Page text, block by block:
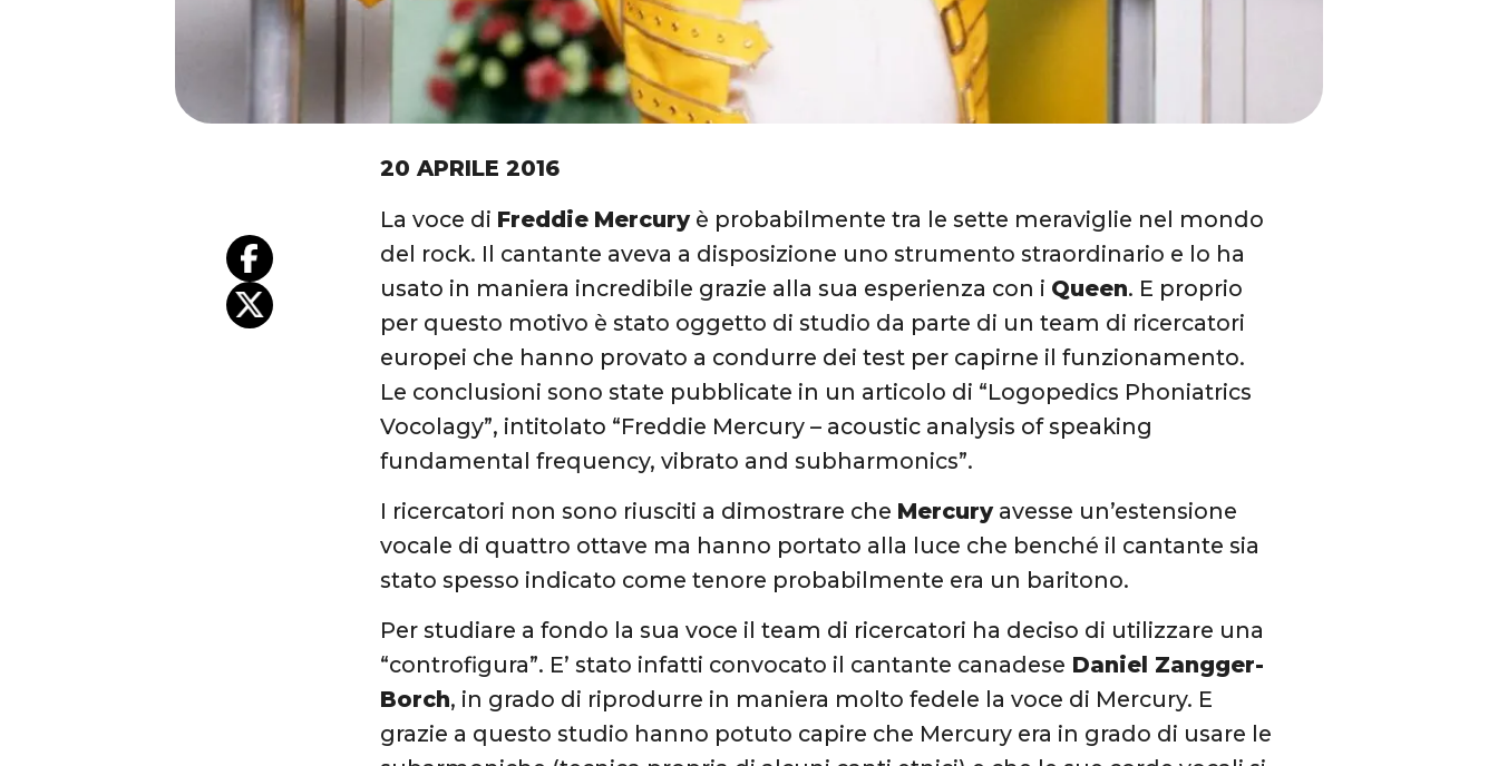
20 APRILE 2016
La voce di Freddie Mercuryè probabilmente tra le sette meraviglie nel mondo
del rock. Il cantante aveva a disposizione uno strumento straordinario e lo ha
usato in maniera incredibile grazie alla sua esperienza con i Queen. E proprio
per questo motivo è stato oggetto di studio da parte di un team di ricercatori
europei che hanno provato a condurre dei test per capirne il funzionamento.
Le conclusioni sono state pubblicate in un articolo di “Logopedics Phoniatrics
Vocolagy”, intitolato “Freddie Mercury – acoustic analysis of speaking
fundamental frequency, vibrato and subharmonics”.
I ricercatori non sono riusciti a dimostrare che Mercuryavesse un’estensione
vocale di quattro ottave ma hanno portato alla luce che benché il cantante sia
stato spesso indicato come tenore probabilmente era un baritono.
Per studiare a fondo la sua voce il team di ricercatori ha deciso di utilizzare una
“controfigura”. E’ stato infatti convocato il cantante canadese Daniel Zangger-
Borch, in grado di riprodurre in maniera molto fedele la voce di Mercury. E
grazie a questo studio hanno potuto capire che Mercury era in grado di usare le